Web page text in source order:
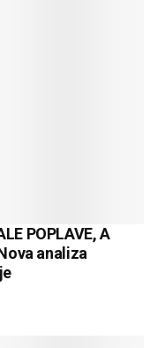
POPLAVE, A
analiza